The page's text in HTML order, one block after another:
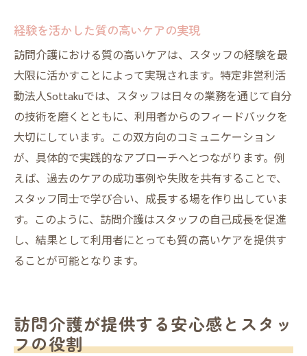
経験を活かした質の高いケアの実現
訪問介護における質の高いケアは、スタッフの経験を最
大限に活かすことによって実現されます。特定非営利活
動法人Sottakuでは、スタッフは日々の業務を通じて自分
の技術を磨くとともに、利用者からのフィードバックを
大切にしています。この双方向のコミュニケーション
が、具体的で実践的なアプローチへとつながります。例
えば、過去のケアの成功事例や失敗を共有することで、
スタッフ同士で学び合い、成長する場を作り出していま
す。このように、訪問介護はスタッフの自己成長を促進
し、結果として利用者にとっても質の高いケアを提供す
ることが可能となります。
訪問介護が提供する安心感とスタッ
フの役割